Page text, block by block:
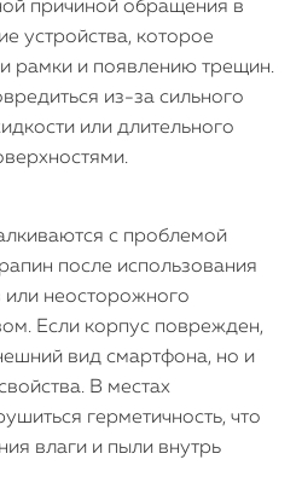
причиной обращения в
устройства, которое
рамки и появлению трещин.
из-за сильного
или длительного
с проблемой
после использования
или неосторожного
Если корпус поврежден,
вид смартфона, но и
В местах
герметичность, что
влаги и пыли внутрь